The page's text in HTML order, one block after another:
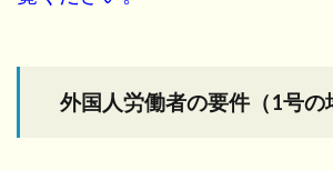
外国人労働者の要件（1号の